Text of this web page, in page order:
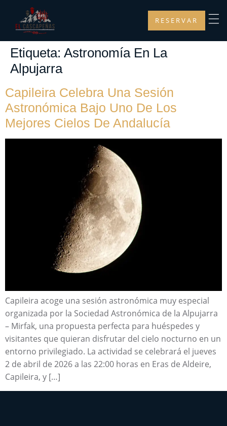
RESERVAR
Etiqueta: Astronomía En La
Alpujarra
Capileira Celebra Una Sesión
Astronómica Bajo Uno De Los
Mejores Cielos De Andalucía
Capileira acoge una sesión astronómica muy especial
organizada por la Sociedad Astronómica de la Alpujarra
– Mirfak, una propuesta perfecta para huéspedes y
visitantes que quieran disfrutar del cielo nocturno en un
entorno privilegiado. La actividad se celebrará el jueves
2 de abril de 2026 a las 22:00 horas en Eras de Aldeire,
Capileira, y […]